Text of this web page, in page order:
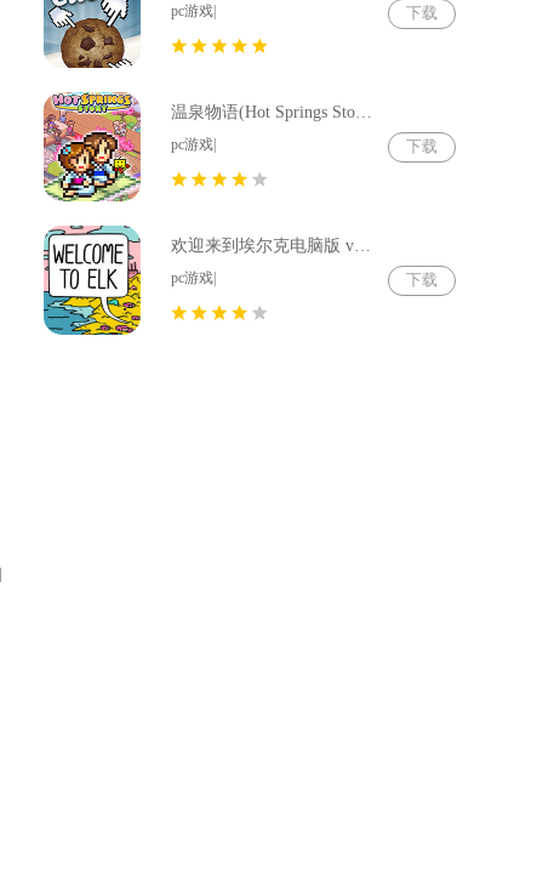
pc游戏| 下载
温泉物语(Hot Springs Story) v2.79
pc游戏| 下载
欢迎来到埃尔克电脑版 v1.22.4
pc游戏| 下载